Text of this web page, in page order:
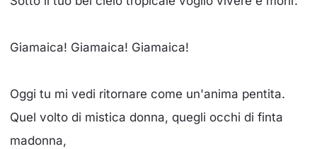
Giamaica! Giamaica! Giamaica!
Oggi tu mi vedi ritornare come un'anima pentita.
Quel volto di mistica donna, quegli occhi di finta
madonna,